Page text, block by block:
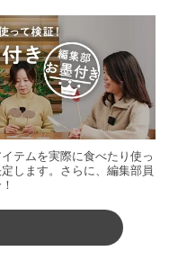
テムを実際に食べたり使っ
します。さらに、編集部員